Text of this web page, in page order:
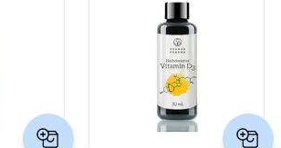
und Systeme